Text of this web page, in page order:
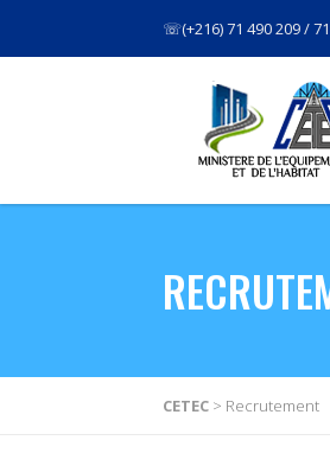
☏(+216) 71 490 209 /
CETEC > Recrutement